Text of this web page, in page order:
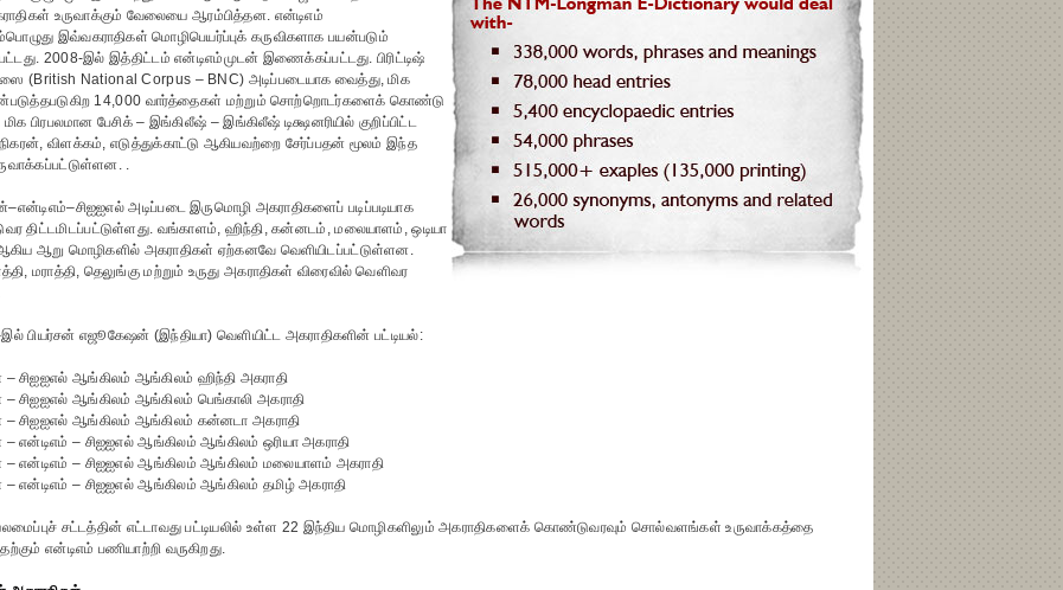
உருவாக்கும் வேலையை ஆரம்பித்தன. என்டிஎம்
இவ்வகராதிகள் மொழிபெயர்ப்புக் கருவிகளாக பயன்படும்
2008-இல் இத்திட்டம் என்டிஎம்முடன் இணைக்கப்பட்டது. பிரிட்டிஷ்
(British National Corpus – BNC) அடிப்படையாக வைத்து, மிக
14,000 வார்த்தைகள் மற்றும் சொற்றொடர்களைக் கொண்டு
பிரபலமான பேசிக் – இங்கிலீஷ் – இங்கிலீஷ் டிக்ஷனரியில் குறிப்பிட்ட
விளக்கம், எடுத்துக்காட்டு ஆகியவற்றை சேர்ப்பதன் மூலம் இந்த
.
அடிப்படை இருமொழி அகராதிகளைப் படிப்படியாக
திட்டமிடப்பட்டுள்ளது. வங்காளம், ஹிந்தி, கன்னடம், மலையாளம், ஒடியா
ஆறு மொழிகளில் அகராதிகள் ஏற்கனவே வெளியிடப்பட்டுள்ளன.
மராத்தி, தெலுங்கு மற்றும் உருது அகராதிகள் விரைவில் வெளிவர
பியர்சன் எஜூகேஷன் (இந்தியா) வெளியிட்ட அகராதிகளின் பட்டியல்:
சிஐஐஎல் ஆங்கிலம் ஆங்கிலம் ஹிந்தி அகராதி
சிஐஐஎல் ஆங்கிலம் ஆங்கிலம் பெங்காலி அகராதி
சிஐஐஎல் ஆங்கிலம் ஆங்கிலம் கன்னடா அகராதி
என்டிஎம் – சிஐஐஎல் ஆங்கிலம் ஆங்கிலம் ஒரியா அகராதி
என்டிஎம் – சிஐஐஎல் ஆங்கிலம் ஆங்கிலம் மலையாளம் அகராதி
என்டிஎம் – சிஐஐஎல் ஆங்கிலம் ஆங்கிலம் தமிழ் அகராதி
சட்டத்தின் எட்டாவது பட்டியலில் உள்ள 22 இந்திய மொழிகளிலும் அகராதிகளைக் கொண்டுவரவும் சொல்வளங்கள் உருவாக்கத்தை
என்டிஎம் பணியாற்றி வருகிறது.